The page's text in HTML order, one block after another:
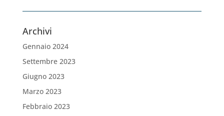
Archivi
Gennaio 2024
Settembre 2023
Giugno 2023
Marzo 2023
Febbraio 2023